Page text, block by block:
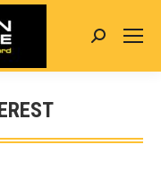
Search:
here: